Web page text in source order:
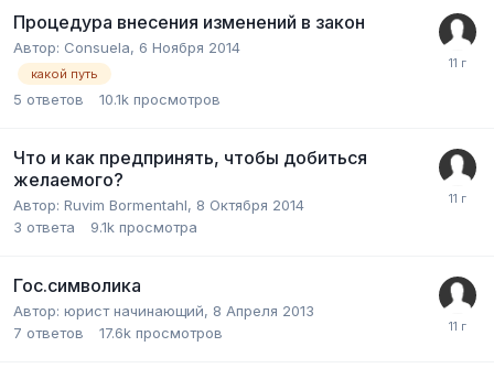
Процедура внесения изменений в закон
Автор: Consuela, 6 Ноября 2014
какой путь
5 ответов 10.1k просмотров
Что и как предпринять, чтобы добиться
желаемого?
Автор: Ruvim Bormentahl, 8 Октября 2014
3 ответа 9.1k просмотра
Гос.символика
Автор: юрист начинающий, 8 Апреля 2013
7 ответов 17.6k просмотров